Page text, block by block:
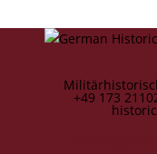
+49 173